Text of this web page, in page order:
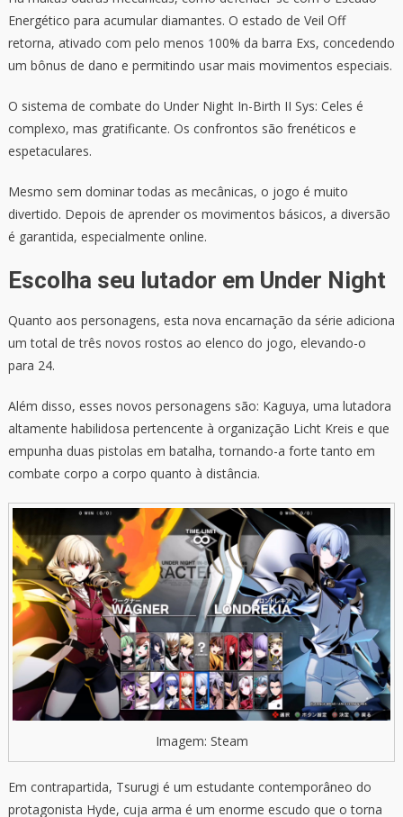
Energético para acumular diamantes. O estado de Veil Off
retorna, ativado com pelo menos 100% da barra Exs, concedendo
um bônus de dano e permitindo usar mais movimentos especiais.
O sistema de combate do Under Night In-Birth II Sys: Celes é
complexo, mas gratificante. Os confrontos são frenéticos e
espetaculares.
Mesmo sem dominar todas as mecânicas, o jogo é muito
divertido. Depois de aprender os movimentos básicos, a diversão
é garantida, especialmente online.
Escolha seu lutador em Under Night
Quanto aos personagens, esta nova encarnação da série adiciona
um total de três novos rostos ao elenco do jogo, elevando-o
para 24.
Além disso, esses novos personagens são: Kaguya, uma lutadora
altamente habilidosa pertencente à organização Licht Kreis e que
empunha duas pistolas em batalha, tornando-a forte tanto em
combate corpo a corpo quanto à distância.
Imagem: Steam
Em contrapartida, Tsurugi é um estudante contemporâneo do
protagonista Hyde, cuja arma é um enorme escudo que o torna